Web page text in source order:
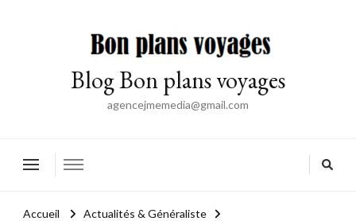
Blog Bon plans voyages
agencejmemedia@gmail.com
Accueil
Actualités & Généraliste